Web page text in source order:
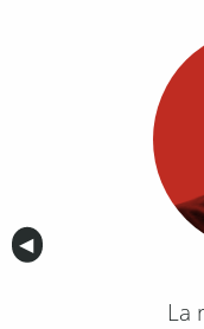
Anterior
◀︎
La